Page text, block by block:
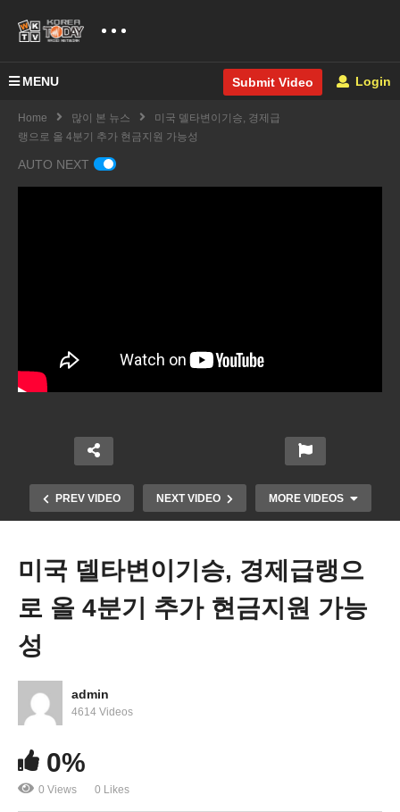
MENU Submit Video Login
Home 많이 본 뉴스
미국 델타변이기승, 경제급
랭으로 올 4분기 추가 현금지원 가능성
AUTO NEXT
PREV VIDEO NEXT VIDEO MORE VIDEOS
연방 현금지원 대신 10여개주 자체 부양체크 제공
미국 델타변이기승, 경제급랭으
로 올 4분기 추가 현금지원 가능
성
admin
4614 Videos
0%
0 Views 0 Likes